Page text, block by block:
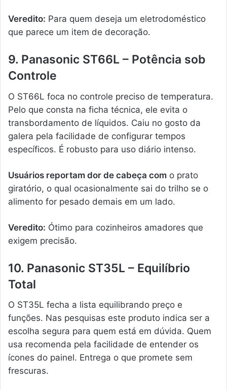
Veredito: Para quem deseja um eletrodoméstico
que parece um item de decoração.
9. Panasonic ST66L – Potência sob
Controle
O ST66L foca no controle preciso de temperatura.
Pelo que consta na ficha técnica, ele evita o
transbordamento de líquidos. Caiu no gosto da
galera pela facilidade de configurar tempos
específicos. É robusto para uso diário intenso.
Usuários reportam dor de cabeça com o prato
giratório, o qual ocasionalmente sai do trilho se o
alimento for pesado demais em um lado.
Veredito: Ótimo para cozinheiros amadores que
exigem precisão.
10. Panasonic ST35L – Equilíbrio
Total
O ST35L fecha a lista equilibrando preço e
funções. Nas pesquisas este produto indica ser a
escolha segura para quem está em dúvida. Quem
usa recomenda pela facilidade de entender os
ícones do painel. Entrega o que promete sem
frescuras.